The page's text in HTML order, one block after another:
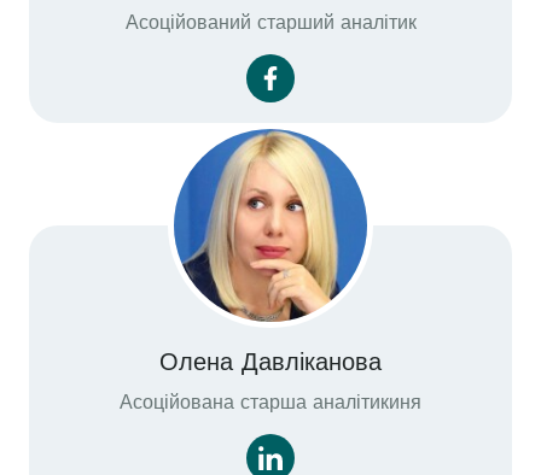
Асоційований старший аналітик
Олена Давліканова
Асоційована старша аналітикиня